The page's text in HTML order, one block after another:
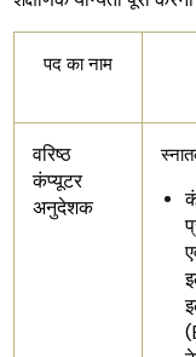
पद का नाम
वरिष्ठ
कंप्यूटर
अनुदेशक